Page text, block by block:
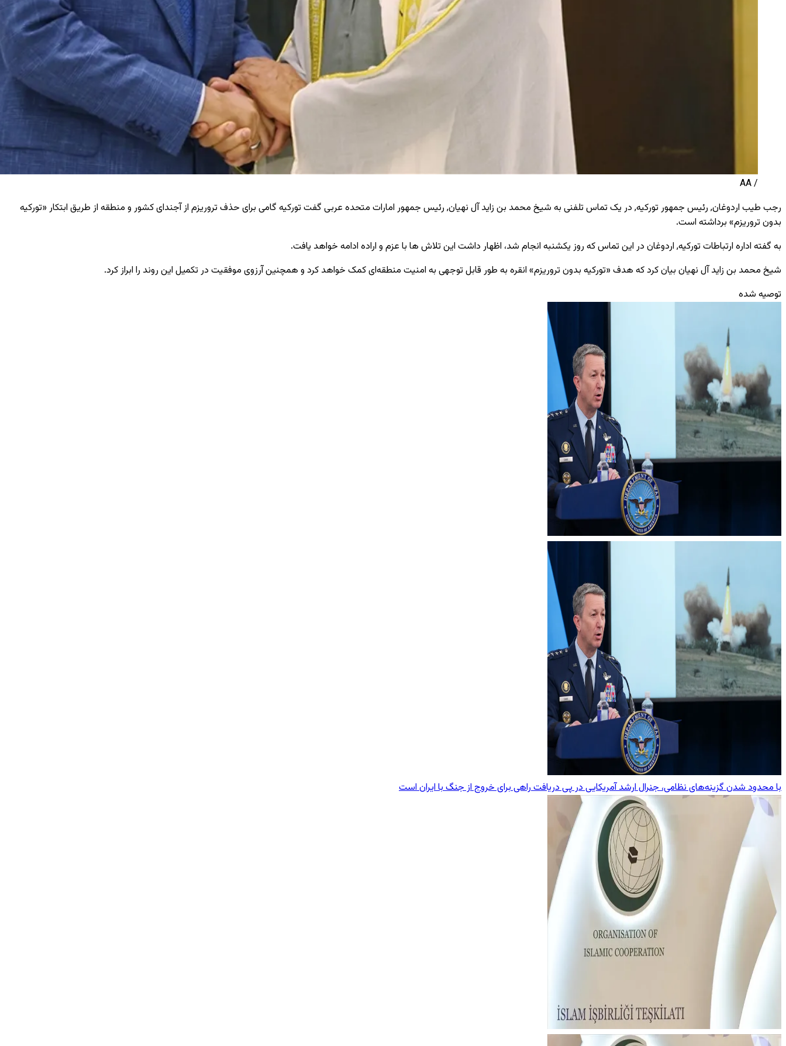
/ AA
رجب طیب اردوغان, رئیس جمهور تورکیه, در یک تماس تلفنی به شیخ محمد بن زاید آل نهیان, رئیس‌ جمهور امارات متحده عربی گفت تورکیه گامی برای حذف تروریزم از آجندای کشور و منطقه از طریق ابتکار «تورکیه
بدون تروریزم» برداشته است.
به گفته اداره ارتباطات تورکیه, اردوغان در این تماس که روز یکشنبه انجام شد، اظهار داشت این تلاش‌ ها با عزم و اراده ادامه خواهد یافت.
شیخ محمد بن زاید آل نهیان بیان کرد که هدف «تورکیه بدون تروریزم» انقره به طور قابل توجهی به امنیت منطقه‌ای کمک خواهد کرد و همچنین آرزوی موفقیت در تکمیل این روند را ابراز کرد.
توصیه شده
با محدود شدن گزینه‌های نظامی، جنرال ارشد آمریکایی در پی دریافت راهی برای خروج از جنگ با ایران است